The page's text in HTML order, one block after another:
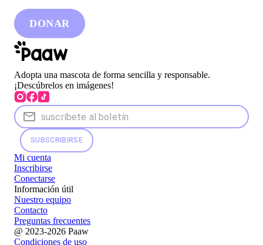
DONAR
Adopta una mascota de forma sencilla y responsable.
¡Descúbrelos en imágenes!
SUBSCRIBIRSE
Mi cuenta
Inscribirse
Conectarse
Información útil
Nuestro equipo
Contacto
Preguntas frecuentes
@ 2023-2026 Paaw
Condiciones de uso